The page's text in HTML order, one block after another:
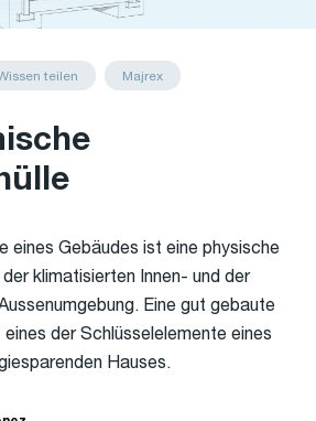
teilen Majrex
eines Gebäudes ist eine physische
klimatisierten Innen- und der
Eine gut gebaute
der Schlüsselelemente eines
Hauses.